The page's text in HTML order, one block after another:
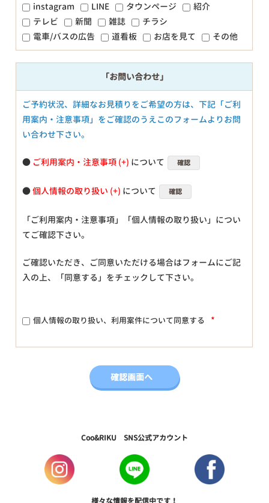
instagram
LINE タウンページ
紹介
テレビ
新聞 雑誌
チラシ
電車/バスの広告
道看板 お店を見て その他
「お問い合わせ」
ご予約状況、詳細なお見積りをご希望の方は、下記「ご利
用案内・注意事項」をご確認のうえこのフォームよりお問
い合わせ下さい。
● ご利用案内・注意事項 について 確認
●個人情報の取り扱い について 確認
「ご利用案内・注意事項」「個人情報の取り扱い」につい
てご確認下さい。
ご確認いただき、ご同意いただける場合はフォームにご記
入の上、「同意する」をチェックして下さい。
個人情報の取り扱い、利用案件について同意する *
Coo&RIKU SNS公式アカウント
様々な情報を配信中です！